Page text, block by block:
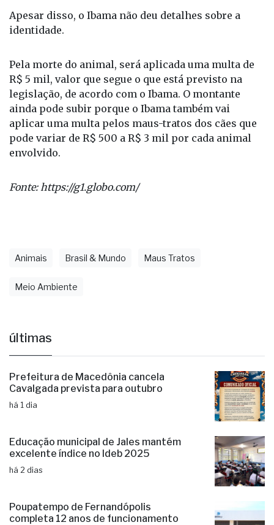
Apesar disso, o Ibama não deu detalhes sobre a
identidade.
Pela morte do animal, será aplicada uma multa de
R$ 5 mil, valor que segue o que está previsto na
legislação, de acordo com o Ibama. O montante
ainda pode subir porque o Ibama também vai
aplicar uma multa pelos maus-tratos dos cães que
pode variar de R$ 500 a R$ 3 mil por cada animal
envolvido.
Fonte: https://g1.globo.com/
Animais Brasil & Mundo Maus Tratos
Meio Ambiente
últimas
Prefeitura de Macedônia cancela
Cavalgada prevista para outubro
há 1 dia
Educação municipal de Jales mantém
excelente índice no Ideb 2025
há 2 dias
Poupatempo de Fernandópolis
completa 12 anos de funcionamento